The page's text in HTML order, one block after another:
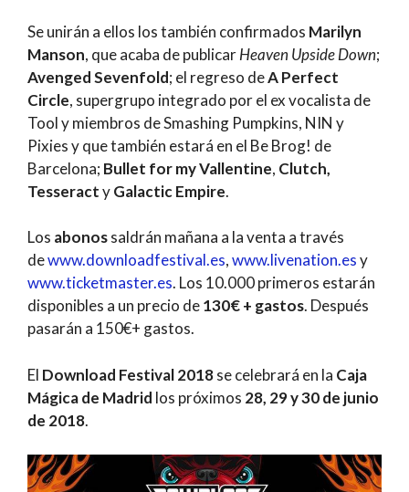
Se unirán a ellos los también confirmados Marilyn
Manson, que acaba de publicarHeaven Upside Down;
Avenged Sevenfold; el regreso deA Perfect
Circle, supergrupo integrado por el ex vocalista de
Tool y miembros de Smashing Pumpkins, NIN y
Pixies y que también estará en el Be Brog! de
Barcelona; Bullet for my Vallentine, Clutch,
TesseractyGalactic Empire.
Los abonossaldrán mañana a la venta a través
dewww.downloadfestival.es,www.livenation.esy
www.ticketmaster.es. Los 10.000 primeros estarán
disponibles a un precio de130€ + gastos. Después
pasarán a 150€+ gastos.
El Download Festival 2018se celebrará en la Caja
Mágica de Madrid los próximos 28, 29 y 30 de junio
de 2018.